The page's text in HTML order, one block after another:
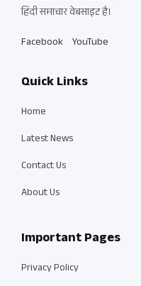
हिंदी समाचार वेबसाइट है।
Facebook YouTube
Quick Links
Home
Latest News
Contact Us
About Us
Important Pages
Privacy Policy